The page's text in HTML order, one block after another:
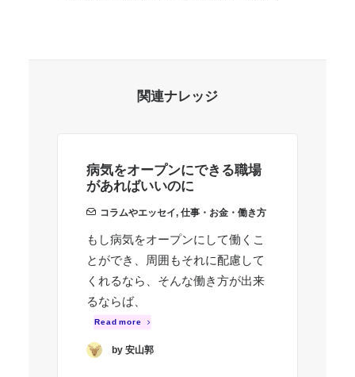
関連ナレッジ
病気をオープンにできる職場
があればいいのに
コラムやエッセイ, 仕事・お金・働き方
もし病気をオープンにして働くこ
とができ、周囲もそれに配慮して
くれるなら、そんな働き方が出来
るならば、
Read more
by 安山郭